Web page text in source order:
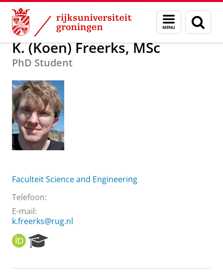
Skip
Content
Skip
Navigation
Menu
en
zoeken
Over ons K. (Koen) Freerks, MSc
K. (Koen) Freerks, MSc
PhD Student
Faculteit Science and Engineering
Telefoon:
E-mail:
k.freerks@rug.nl
O
R
I
e